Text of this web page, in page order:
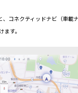
コネクティッドナビ（車
す。